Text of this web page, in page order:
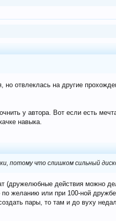
отвлеклась на другие
у автора. Вот если есть
навыка.
потому что слишком сильный
действия можно
желанию или при 100-ной
пары, то там и до вуху